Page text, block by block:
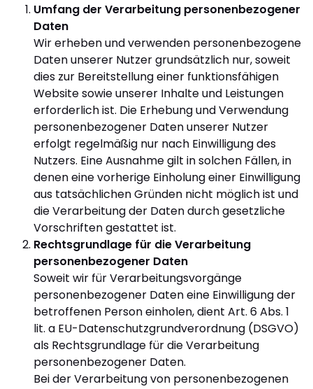
Umfang der Verarbeitung personenbezogener
Daten
Wir erheben und verwenden personenbezogene
Daten unserer Nutzer grundsätzlich nur, soweit
dies zur Bereitstellung einer funktionsfähigen
Website sowie unserer Inhalte und Leistungen
erforderlich ist. Die Erhebung und Verwendung
personenbezogener Daten unserer Nutzer
erfolgt regelmäßig nur nach Einwilligung des
Nutzers. Eine Ausnahme gilt in solchen Fällen, in
denen eine vorherige Einholung einer Einwilligung
aus tatsächlichen Gründen nicht möglich ist und
die Verarbeitung der Daten durch gesetzliche
Vorschriften gestattet ist.
Rechtsgrundlage für die Verarbeitung
personenbezogener Daten
Soweit wir für Verarbeitungsvorgänge
personenbezogener Daten eine Einwilligung der
betroffenen Person einholen, dient Art. 6 Abs. 1
lit. a EU-Datenschutzgrundverordnung (DSGVO)
als Rechtsgrundlage für die Verarbeitung
personenbezogener Daten.
Bei der Verarbeitung von personenbezogenen